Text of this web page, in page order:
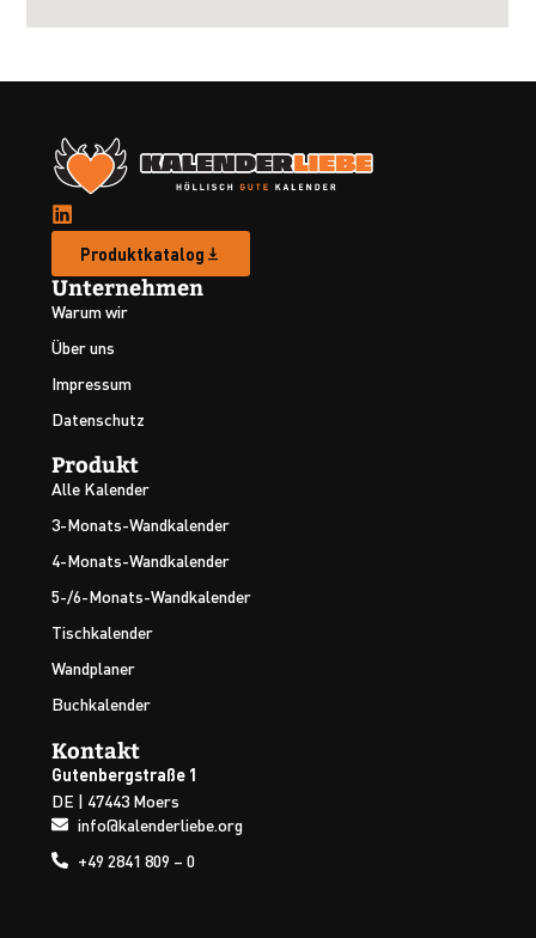
Produktkatalog
Produkt
Alle Kalender
3-Monats-Wandkalender
4-Monats-Wandkalender
5-/6-Monats-Wandkalender
Tischkalender
Wandplaner
Buchkalender
Unternehmen
Warum wir
Über uns
Impressum
Datenschutz
Kontakt
Gutenbergstraße 1
DE | 47443 Moers
info@kalenderliebe.org
+49 2841 809 – 0